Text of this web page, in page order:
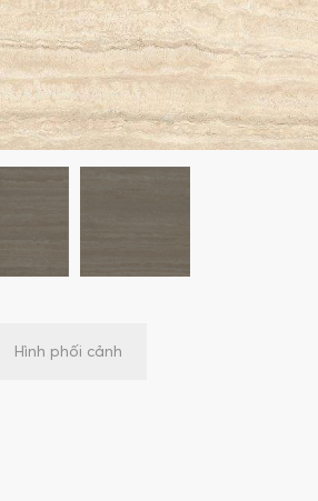
Hình phối cảnh